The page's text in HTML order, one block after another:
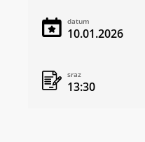
datum
10.01.2026
sraz
13:30